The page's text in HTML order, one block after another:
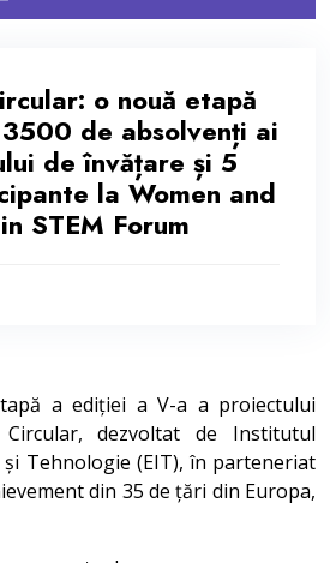
o nouă etapă
de absolvenți ai
de învățare și 5
la Women and
STEM Forum
a ediției a V-a a proiectului
dezvoltat de Institutul
Tehnologie (EIT), în parteneriat
din 35 de țări din Europa,